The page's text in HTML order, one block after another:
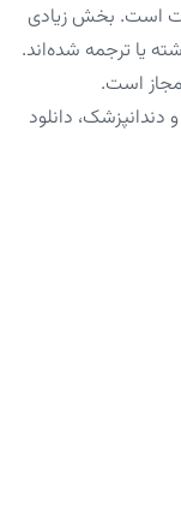
است. بخش زیادی
یا ترجمه شده‌اند.
مجاز است.
دانلود